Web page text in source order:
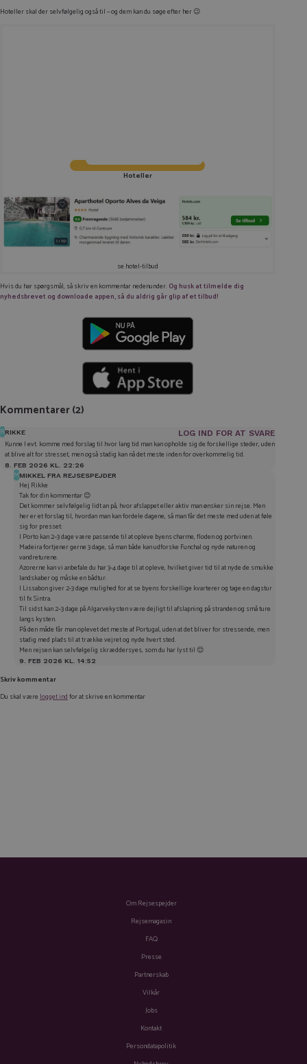
Hoteller skal der selvfølgelig også til – og dem kan du søge efter her 😉
Hoteller
se hotel-tilbud
Hvis du har spørgsmål, så skriv en kommentar nedenunder. Og husk at tilmelde dig
nyhedsbrevet og downloade appen, så du aldrig går glip af et tilbud!
Kommentarer(2)
RRIKKE LOG IND FOR AT SVARE
Kunne I evt. komme med forslag til hvor lang tid man kan opholde sig de forskellige steder, uden
at blive alt for stresset, men også stadig kan nå det meste inden for overkommelig tid.
8. FEB 2026 KL. 22:26
MMIKKEL FRA REJSESPEJDER
Hej Rikke
Tak for din kommentar 😊
Det kommer selvfølgelig lidt an på, hvor afslappet eller aktiv man ønsker sin rejse. Men
her er et forslag til, hvordan man kan fordele dagene, så man får det meste med uden at føle
sig for presset:
I Porto kan 2–3 dage være passende til at opleve byens charme, floden og portvinen.
Madeira fortjener gerne 3 dage, så man både kan udforske Funchal og nyde naturen og
vandreturene.
Azorerne kan vi anbefale du har 3-4 dage til at opleve, hvilket giver tid til at nyde de smukke
landskaber og måske en bådtur.
I Lissabon giver 2-3 dage mulighed for at se byens forskellige kvarterer og tage en dagstur
til fx Sintra.
Til sidst kan 2–3 dage på Algarvekysten være dejligt til afslapning på stranden og små ture
langs kysten.
På den måde får man oplevet det meste af Portugal, uden at det bliver for stressende, men
stadig med plads til at trække vejret og nyde hvert sted.
Men rejsen kan selvfølgelig skræddersyes, som du har lyst til 😊
9. FEB 2026 KL. 14:52
Skriv kommentar
Du skal værelogget indfor at skrive en kommentar
Om Rejsespejder
Rejsemagasin
FAQ
Presse
Partnerskab
Vilkår
Jobs
Kontakt
Persondatapolitik